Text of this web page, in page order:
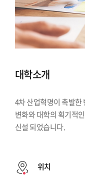
대학소개
4차 산업혁명이 촉발
변화와 대학의 획기적
신설 되었습니다.
위치